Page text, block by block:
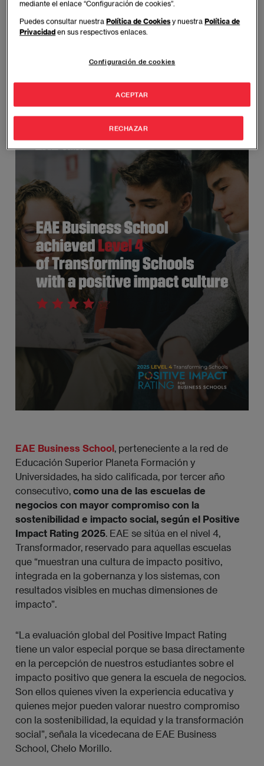
El prestigioso ranking internacional, basado en
la opinión de los estudiantes, revalida el
ubicándola en el nivel 4: “Transformador”
​EAE Business School, perteneciente a la red de
Educación Superior Planeta Formación y
Universidades, ha sido calificada, por tercer año
consecutivo, como una de las escuelas de
negocios con mayor compromiso con la
sostenibilidad e impacto social, según el Positive
Impact Rating 2025. EAE se sitúa en el nivel 4,
Transformador, reservado para aquellas escuelas
que “muestran una cultura de impacto positivo,
integrada en la gobernanza y los sistemas, con
resultados visibles en muchas dimensiones de
impacto”.
“La evaluación global del Positive Impact Rating
tiene un valor especial porque se basa directamente
en la percepción de nuestros estudiantes sobre el
impacto positivo que genera la escuela de negocios.
Son ellos quienes viven la experiencia educativa y
quienes mejor pueden valorar nuestro compromiso
con la sostenibilidad, la equidad y la transformación
social”, señala la vicedecana de EAE Business
School, Chelo Morillo.
mediante el enlace “Configuración de cookies”.
Puedes consultar nuestraPolítica de Cookies y nuestraPolítica de
Privacidad en sus respectivos enlaces.
Configuración de cookies
RECHAZAR
ACEPTAR